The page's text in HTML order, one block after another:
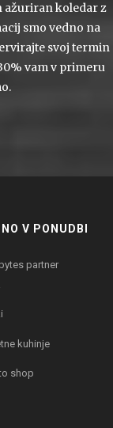
ažuriran koledar z
smo vedno na
svoj termin
vam v primeru
V PONUDBI
partner
kuhinje
shop